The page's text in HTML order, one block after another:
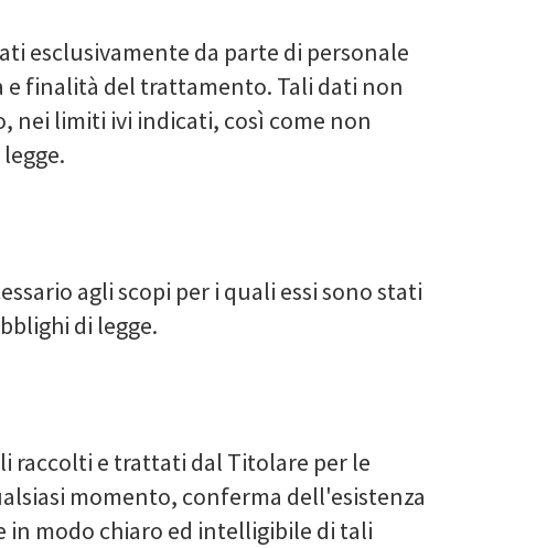
esclusivamente da parte di personale
finalità del trattamento. Tali dati non
nei limiti ivi indicati, così come non
agli scopi per i quali essi sono stati
di legge.
raccolti e trattati dal Titolare per le
momento, conferma dell'esistenza
in modo chiaro ed intelligibile di tali